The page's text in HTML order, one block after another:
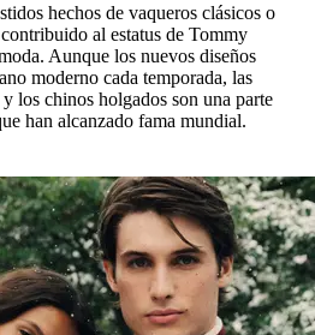
hechos de vaqueros clásicos o
al estatus de Tommy
Aunque los nuevos diseños
moderno cada temporada, las
los chinos holgados son una parte
han alcanzado fama mundial.